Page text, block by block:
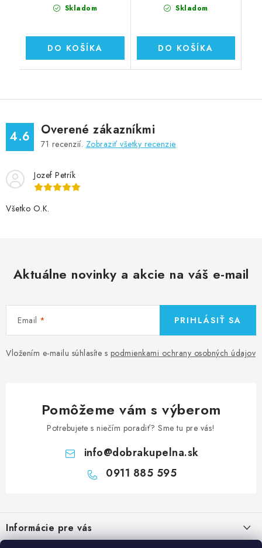
Skladom
DO KOŠÍKA
Skladom
DO KOŠÍKA
4.6 Overené zákazníkmi
71 recenzií. Zobraziť všetky recenzie
Jozef Petrík
Všetko O.K.
Aktuálne novinky a akcie na váš e-mail
Email
Vložením e-mailu súhlasíte s podmienkami ochrany osobných údajov
PRIHLÁSIŤ SA
Pomôžeme vám s výberom
Potrebujete s niečím poradiť? Sme tu pre vás!
info@dobrakupelna.sk
0911 885 595
pInformácie pre vás